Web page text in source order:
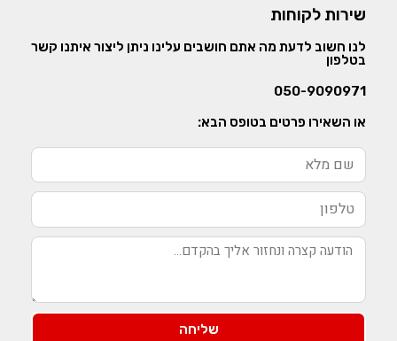
שירות לקוחות
לנו חשוב לדעת מה אתם חושבים עלינו ניתן ליצור איתנו קשר
בטלפון
050-9090971
או השאירו פרטים בטופס הבא:
שליחה